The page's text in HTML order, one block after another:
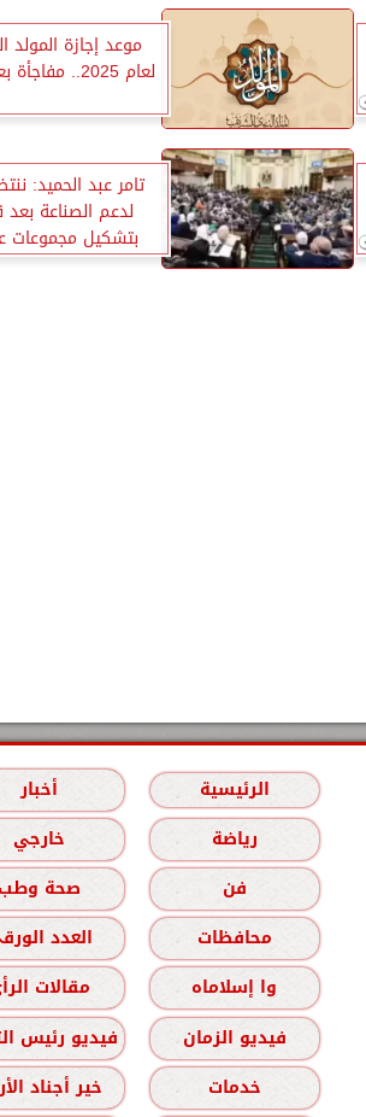
موعد إجازة المولد
لعام 2025.. مفاجأة بعد قرار الحكومة
تامر عبد الحميد:
لدعم الصناعة بعد
بتشكيل
لدراسة
الرئيسية أخبار
رياضة
خارجي
فن
صحة وطب
محافظات
العدد
وا إسلاماه
مقالات
فيديو الزمان
فيديو رئيس
خدمات
خير أجناد